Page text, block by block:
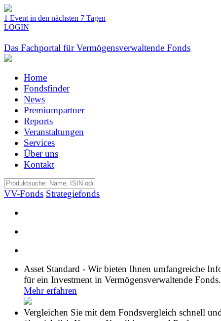
1 Event in den nächsten 7 Tagen
LOGIN
Das Fachportal für Vermögensverwaltende Fonds
Home
Fondsfinder
News
Premiumpartner
Reports
Veranstaltungen
Services
Über uns
Kontakt
VV-Fonds Strategiefonds
Asset Standard - Wir bieten Ihnen umfangreiche
für ein Investment in Vermögensverwaltende Fonds.
Mehr erfahren
Vergleichen Sie mit dem Fondsvergleich schnell